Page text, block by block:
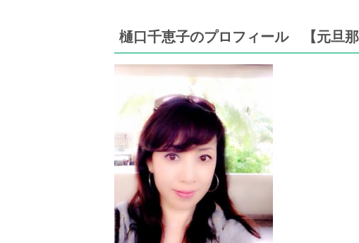
樋口千恵子のプロフィール 【元旦那